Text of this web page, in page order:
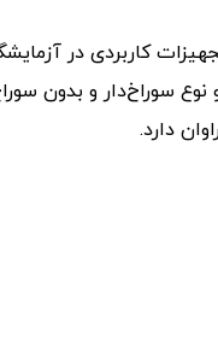
کاربردی در
سوراخ‌دار و بدون
دارد.